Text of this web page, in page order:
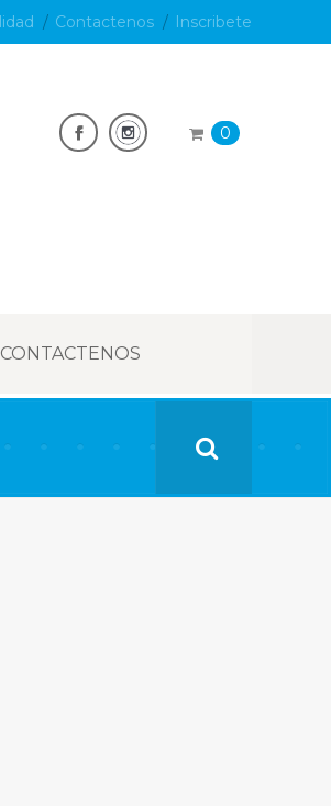
Contactenos Inscribete
0
CONTACTENOS